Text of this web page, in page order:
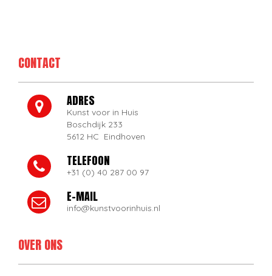
CONTACT
ADRES
Kunst voor in Huis
Boschdijk 233
5612 HC Eindhoven
TELEFOON
+31 (0) 40 287 00 97
E-MAIL
info@kunstvoorinhuis.nl
OVER ONS